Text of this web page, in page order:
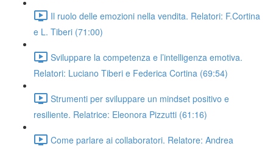
Il ruolo delle emozioni nella vendita. Relatori: F.Cortina
e L. Tiberi (71:00)
Sviluppare la competenza e l’intelligenza emotiva.
Relatori: Luciano Tiberi e Federica Cortina (69:54)
Strumenti per sviluppare un mindset positivo e
resiliente. Relatrice: Eleonora Pizzutti (61:16)
Come parlare ai collaboratori. Relatore: Andrea